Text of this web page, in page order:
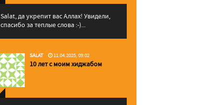
Salat, да укрепит вас Аллаx! Увидели,
спасибо за теплые слова :-)...
SALAT 11.04.2025, 09:02
10 лет с моим хиджабом